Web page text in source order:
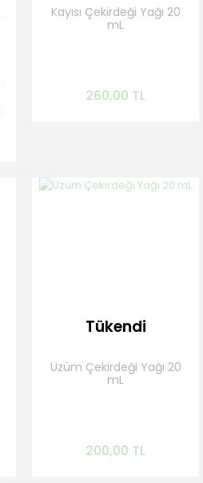
Kayısı Çekirdeği Yağı 20
mL
260,00 TL
Tükendi
Üzüm Çekirdeği Yağı 20
mL
200,00 TL